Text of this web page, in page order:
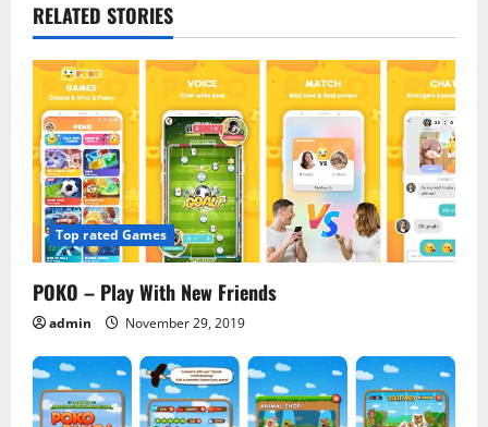
a
v
i
g
a
t
i
o
n
RELATED STORIES
Top rated Games
POKO – Play With New Friends
admin November 29, 2019